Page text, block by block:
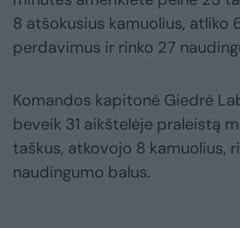
8 atšokusius kamuolius, atliko
perdavimus ir rinko 27
Komandos kapitonė Giedrė
beveik 31 aikštelėje praleistą
taškus, atkovojo 8 kamuolius,
naudingumo balus.